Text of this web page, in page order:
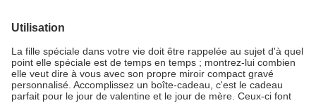
Utilisation
La fille spéciale dans votre vie doit être rappelée au sujet d'à quel
point elle spéciale est de temps en temps ; montrez-lui combien
elle veut dire à vous avec son propre miroir compact gravé
personnalisé. Accomplissez un boîte-cadeau, c'est le cadeau
parfait pour le jour de valentine et le jour de mère. Ceux-ci font